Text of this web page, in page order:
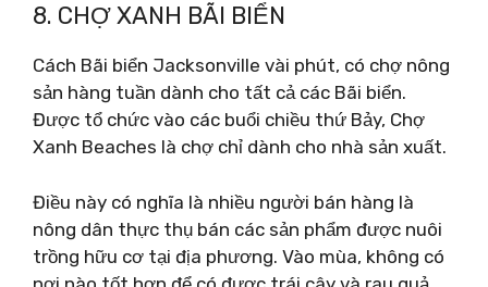
8. CHỢ XANH BÃI BIỂN
Cách Bãi biển Jacksonville vài phút, có chợ nông
sản hàng tuần dành cho tất cả các Bãi biển.
Được tổ chức vào các buổi chiều thứ Bảy, Chợ
Xanh Beaches là chợ chỉ dành cho nhà sản xuất.
Điều này có nghĩa là nhiều người bán hàng là
nông dân thực thụ bán các sản phẩm được nuôi
trồng hữu cơ tại địa phương. Vào mùa, không có